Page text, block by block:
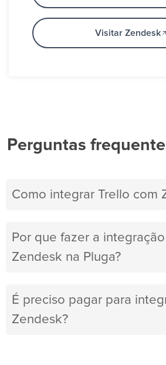
Visitar Zendesk
Perguntas
Como integrar Trello com
Por que fazer a
Zendesk na Pluga?
É preciso pagar para
Zendesk?